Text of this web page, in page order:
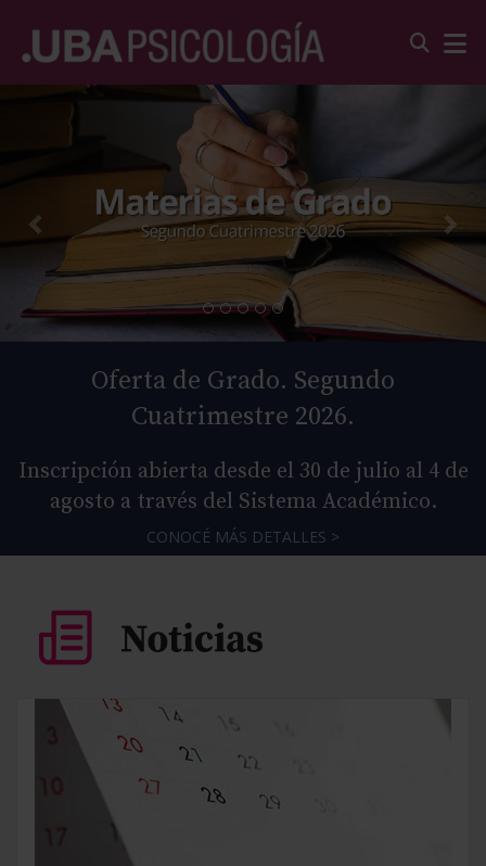
Oferta de Grado. Segundo
Cuatrimestre 2026.
Inscripción abierta desde el 30 de julio al 4 de
agosto a través del Sistema Académico.
CONOCÉ MÁS DETALLES >